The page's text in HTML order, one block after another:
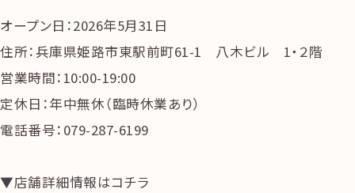
オープン日：2026年5月31日
住所：兵庫県姫路市東駅前町61-1 八木ビル 1・２階
営業時間：10:00-19:00
定休日：年中無休（臨時休業あり）
電話番号：079-287-6199
▼店舗詳細情報はコチラ